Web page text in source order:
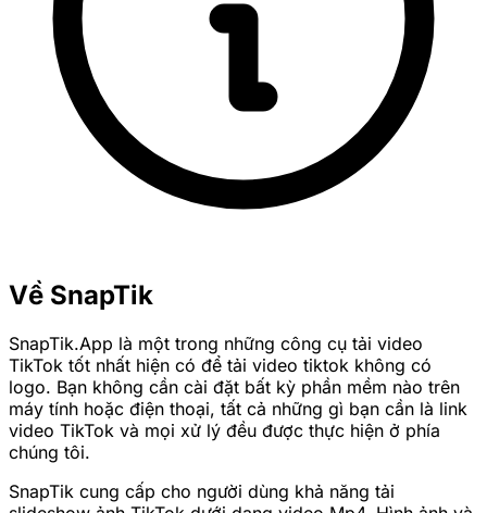
Về SnapTik
SnapTik.App là một trong những công cụ tải video
TikTok tốt nhất hiện có để tải video tiktok không có
logo. Bạn không cần cài đặt bất kỳ phần mềm nào trên
máy tính hoặc điện thoại, tất cả những gì bạn cần là link
video TikTok và mọi xử lý đều được thực hiện ở phía
chúng tôi.
SnapTik cung cấp cho người dùng khả năng tải